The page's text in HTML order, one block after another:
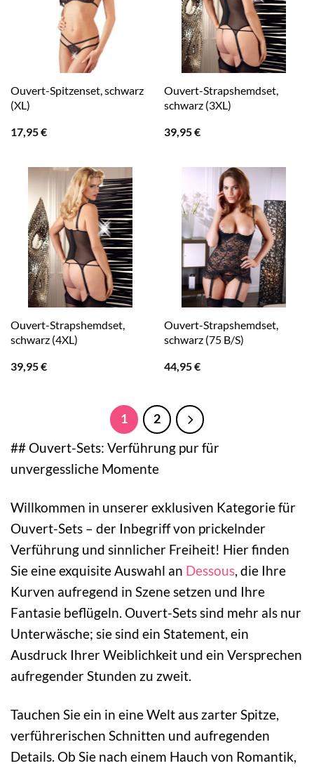
Ouvert-Spitzenset, schwarz
(XL)
17,95€
Ouvert-Strapshemdset,
schwarz (3XL)
39,95€
Ouvert-Strapshemdset,
schwarz (4XL)
39,95€
Ouvert-Strapshemdset,
schwarz (75 B/S)
44,95€
1 2
## Ouvert-Sets: Verführung pur für
unvergessliche Momente
Willkommen in unserer exklusiven Kategorie für
Ouvert-Sets – der Inbegriff von prickelnder
Verführung und sinnlicher Freiheit! Hier finden
Sie eine exquisite Auswahl an Dessous, die Ihre
Kurven aufregend in Szene setzen und Ihre
Fantasie beflügeln. Ouvert-Sets sind mehr als nur
Unterwäsche; sie sind ein Statement, ein
Ausdruck Ihrer Weiblichkeit und ein Versprechen
aufregender Stunden zu zweit.
Tauchen Sie ein in eine Welt aus zarter Spitze,
verführerischen Schnitten und aufregenden
Details. Ob Sie nach einem Hauch von Romantik,